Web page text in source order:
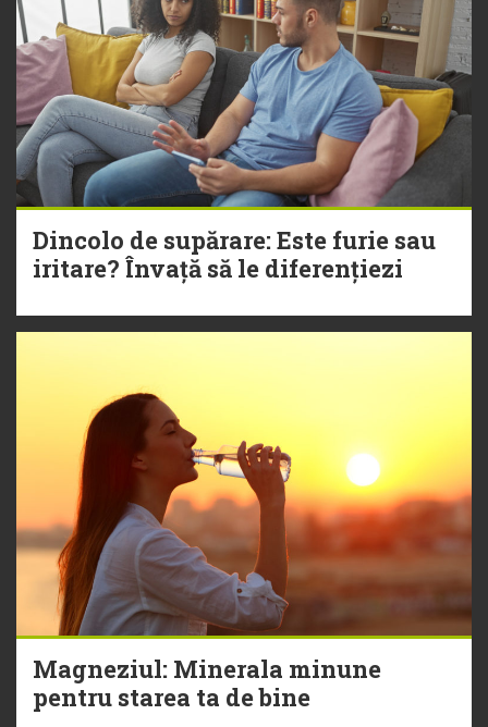
Dincolo de supărare: Este furie sau
iritare? Învață să le diferențiezi
Magneziul: Minerala minune
pentru starea ta de bine